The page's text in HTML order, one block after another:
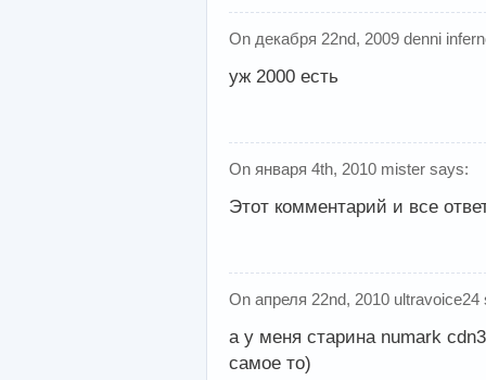
On декабря 22nd, 2009 denni
уж 2000 есть
On января 4th, 2010 mister says:
Этот комментарий и все
On апреля 22nd, 2010 ultravoice24
а у меня старина numark
самое то)